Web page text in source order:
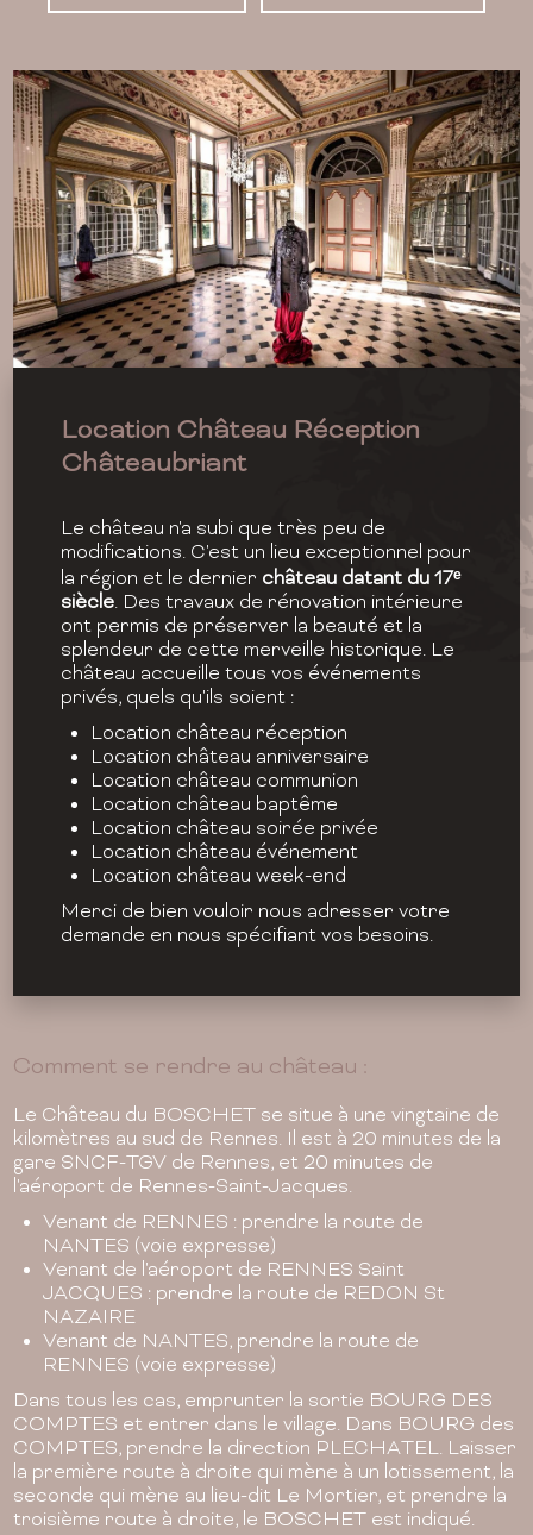
Location Château Réception
Châteaubriant
Le château n'a subi que très peu de
modifications. C'est un lieu exceptionnel pour
la région et le dernier château datant du 17ᵉ
siècle. Des travaux de rénovation intérieure
ont permis de préserver la beauté et la
splendeur de cette merveille historique. Le
château accueille tous vos événements
privés, quels qu'ils soient :
Location château réception
Location château anniversaire
Location château communion
Location château baptême
Location château soirée privée
Location château événement
Location château week-end
Merci de bien vouloir nous adresser votre
demande en nous spécifiant vos besoins.
Comment se rendre au château :
Le Château du BOSCHET se situe à une vingtaine de
kilomètres au sud de Rennes. Il est à 20 minutes de la
gare SNCF-TGV de Rennes, et 20 minutes de
l'aéroport de Rennes-Saint-Jacques.
Venant de RENNES : prendre la route de
NANTES (voie expresse)
Venant de l'aéroport de RENNES Saint
JACQUES : prendre la route de REDON St
NAZAIRE
Venant de NANTES, prendre la route de
RENNES (voie expresse)
Dans tous les cas, emprunter la sortie BOURG DES
COMPTES et entrer dans le village. Dans BOURG des
COMPTES, prendre la direction PLECHATEL. Laisser
la première route à droite qui mène à un lotissement, la
seconde qui mène au lieu-dit Le Mortier, et prendre la
troisième route à droite, le BOSCHET est indiqué.